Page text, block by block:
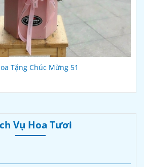
Tặng Chúc Mừng 51
Vụ Hoa Tươi